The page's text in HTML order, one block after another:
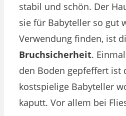
stabil und schön. Der
sie für Babyteller so gut
Verwendung finden, ist
Bruchsicherheit.
den Boden gepfeffert ist
kostspielige Babyteller
kaputt. Vor allem bei